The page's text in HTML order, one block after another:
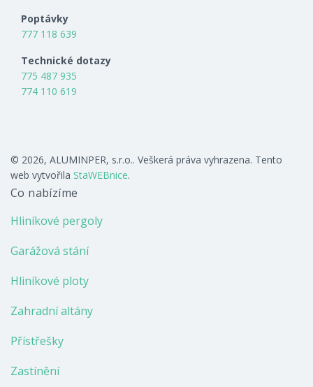
Poptávky
777 118 639
Technické dotazy
775 487 935
774 110 619
© 2026, ALUMINPER, s.r.o.. Veškerá práva vyhrazena. Tento
web vytvořila StaWEBnice.
Co nabízíme
Hliníkové pergoly
Garážová stání
Hliníkové ploty
Zahradní altány
Přístřešky
Zastínění